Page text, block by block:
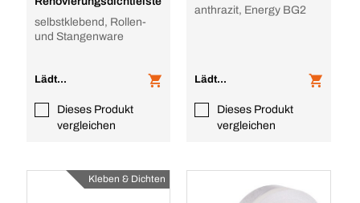
selbstklebend, Rollen-
und Stangenware
Lädt...
Dieses Produkt
vergleichen
anthrazit, Energy BG2
Lädt...
Dieses Produkt
vergleichen
Kleben & Dichten